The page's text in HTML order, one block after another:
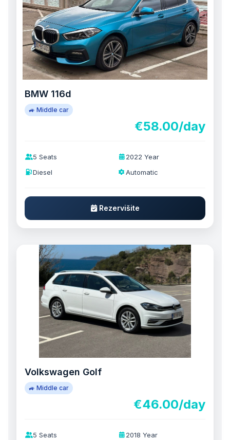
BMW 116d
🚙 Middle car
€58.00/day
5 Seats
2022 Year
Diesel
Automatic
Rezervišite
Volkswagen Golf
🚙 Middle car
€46.00/day
5 Seats
2018 Year